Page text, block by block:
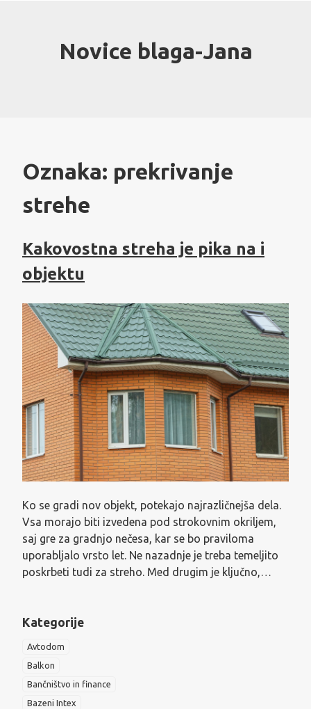
Novice blaga-Jana
Oznaka: prekrivanje
strehe
Kakovostna streha je pika na i
objektu
Ko se gradi nov objekt, potekajo najrazličnejša dela.
Vsa morajo biti izvedena pod strokovnim okriljem,
saj gre za gradnjo nečesa, kar se bo praviloma
uporabljalo vrsto let. Ne nazadnje je treba temeljito
poskrbeti tudi za streho. Med drugim je ključno,…
Kategorije
Avtodom
Balkon
Bančništvo in finance
Bazeni Intex